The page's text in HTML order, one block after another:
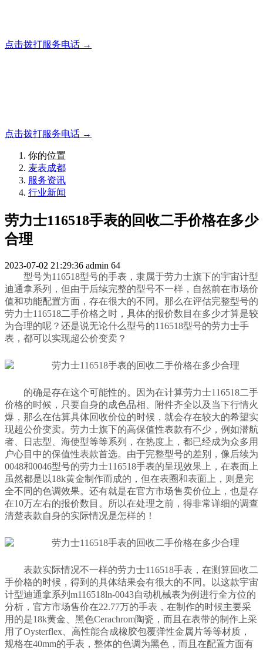
点击拨打服务电话 →
点击拨打服务电话 →
你的位置
麦表成都
服务资讯
行业新闻
劳力士116518手表的回收二手价格在多少
合理
2023-07-02 21:29:36 admin 64
型号为116518型号的手表，隶属于劳力士旗下的宇宙计型
迪通拿系列，但由于后续完整的型号不一样，自然前在市场价
值和功能配置方面，存在很大的不同。那么在评估完整型号的
劳力士116518二手价格之时，具体的报价数目在多少才算是较
为合理的呢？还是说无论什么型号的116518型号的劳力士手
表，都可以实现超公价变卖？
的确是存在这个可能性的。因为在计算劳力士116518二手
价格的时候，只要自身的成色品相、附件齐全以及当下行情火
爆，那么在估算具体回收价位的时候，就会存在较大的希望实
现超公价变卖。劳力士旗下的高保值性表款有不少，例如潜航
者、日志型、海使型等等系列，在热度上，都已经成为众多用
户心目中的保值性表款首选。由于完整型号的差别，像后续为
0048和0046型号的劳力士116518手表的呈现效果上，在表面上
虽然都是以18k黄金制作而成的，但在表圈和表面上，则是完
全不同的色调效果。还有就是在官方市场售卖价位上，也是存
在10万左右的报价数目。所以在处理之前，得非常详细的调查
清楚表款自身的实际情况是怎样的！
表款实际情况不一样的劳力士116518手表，在测算回收二
手价格的时候，得到的具体结果会有很大的不同。以这款宇宙
计型迪通拿系列m116518ln-0043自动机械表为例进行全方位的
分析，官方市场售价在22.77万的手表，在制作的时候主要采
用的是18k黄金、黑色Cerachrom陶瓷，而且在表带的制作上采
用了Oysterflex、高性能合成橡胶包覆弹性金属片等等材质，
规格在40mm的手表，整体的色调为黑色，而且在配置方面有